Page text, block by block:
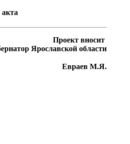
Проект вносит
Ярославской области
Евраев М.Я.